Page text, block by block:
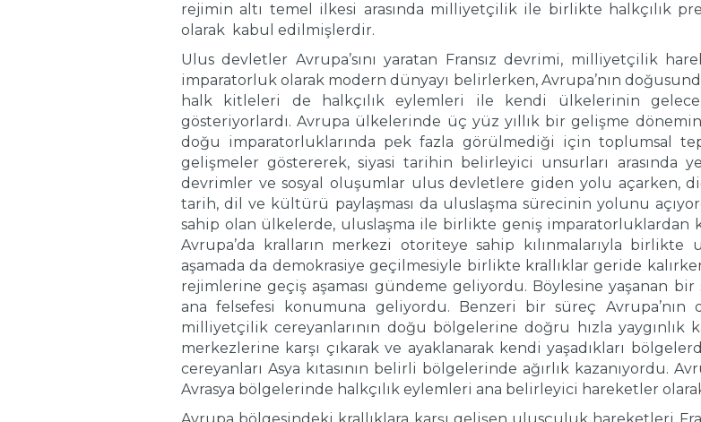
rejimin altı temel ilkesi arasında milliyetçilik ile birlikte halkçılık
olarak kabul edilmişlerdir.
Ulus devletler Avrupa’sını yaratan Fransız devrimi, milliyetçilik
imparatorluk olarak modern dünyayı belirlerken, Avrupa’nın
halk kitleleri de halkçılık eylemleri ile kendi ülkelerinin
gösteriyorlardı. Avrupa ülkelerinde üç yüz yıllık bir gelişme
doğu imparatorluklarında pek fazla görülmediği için toplumsal
gelişmeler göstererek, siyasi tarihin belirleyici unsurları arasında
devrimler ve sosyal oluşumlar ulus devletlere giden yolu açarken,
tarih, dil ve kültürü paylaşması da uluslaşma sürecinin yolunu
sahip olan ülkelerde, uluslaşma ile birlikte geniş
Avrupa’da kralların merkezi otoriteye sahip kılınmalarıyla
aşamada da demokrasiye geçilmesiyle birlikte krallıklar geride
rejimlerine geçiş aşaması gündeme geliyordu. Böylesine yaşanan
ana felsefesi konumuna geliyordu. Benzeri bir süreç Avrupa’nın
milliyetçilik cereyanlarının doğu bölgelerine doğru hızla
merkezlerine karşı çıkarak ve ayaklanarak kendi yaşadıkları
cereyanları Asya kıtasının belirli bölgelerinde ağırlık kazanıyordu.
Avrasya bölgelerinde halkçılık eylemleri ana belirleyici hareketler olarak